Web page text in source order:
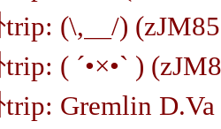
(\,＿/)
( ´•×•` )
Gremlin